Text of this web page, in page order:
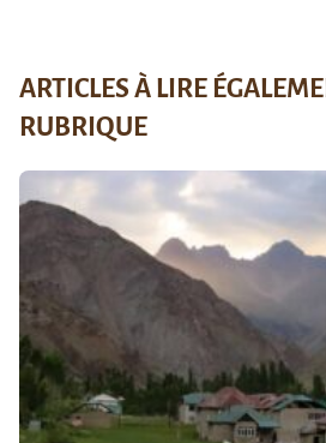
ARTICLES À LIRE
RUBRIQUE